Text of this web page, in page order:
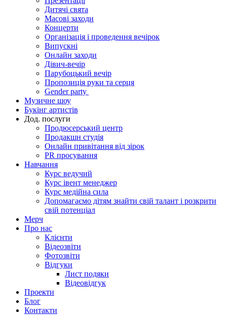
Дитячі свята
Масові заходи
Концерти
Організація і проведення вечірок
Випускні
Онлайн заходи
Дівич-вечір
Парубоцький вечір
Пропозиція руки та серця
Gender party
Музичне шоу
Букінг артистів
Дод. послуги
Продюсерський центр
Продакшн студія
Онлайн привітання від зірок
PR просування
Навчання
Курс ведучий
Курс івент менеджер
Курс медійна сила
Допомагаємо дітям знайти свій талант і розкрити
свій потенціал
Мерч
Про нас
Клієнти
Відеозвіти
Фотозвіти
Відгуки
Лист подяки
Відеовідгук
Проекти
Блог
Контакти